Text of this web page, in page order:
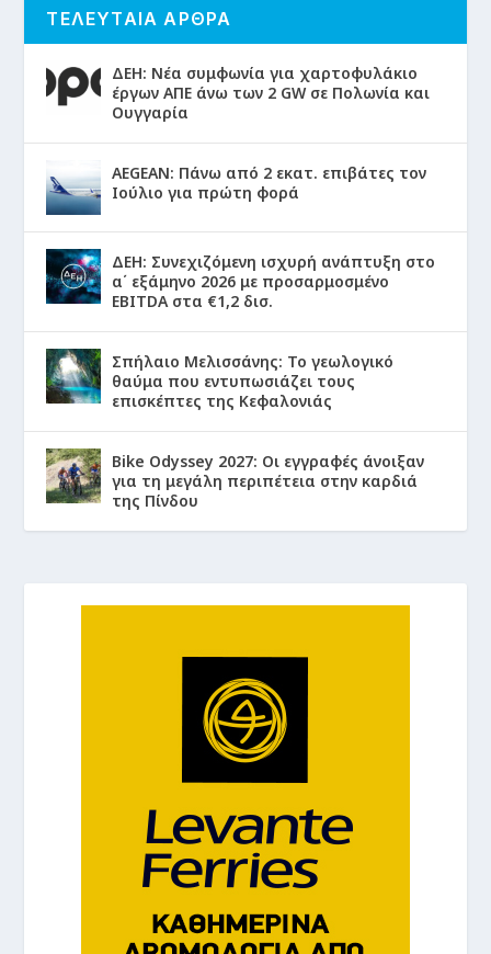
ΤΕΛΕΥΤΑΙΑ ΑΡΘΡΑ
ΔΕΗ: Νέα συμφωνία για χαρτοφυλάκιο
έργων ΑΠΕ άνω των 2 GW σε Πολωνία και
Ουγγαρία
AEGEAN: Πάνω από 2 εκατ. επιβάτες τον
Ιούλιο για πρώτη φορά
ΔΕΗ: Συνεχιζόμενη ισχυρή ανάπτυξη στο
α΄ εξάμηνο 2026 με προσαρμοσμένο
EBITDA στα €1,2 δισ.
Σπήλαιο Μελισσάνης: Το γεωλογικό
θαύμα που εντυπωσιάζει τους
επισκέπτες της Κεφαλονιάς
Bike Odyssey 2027: Οι εγγραφές άνοιξαν
για τη μεγάλη περιπέτεια στην καρδιά
της Πίνδου